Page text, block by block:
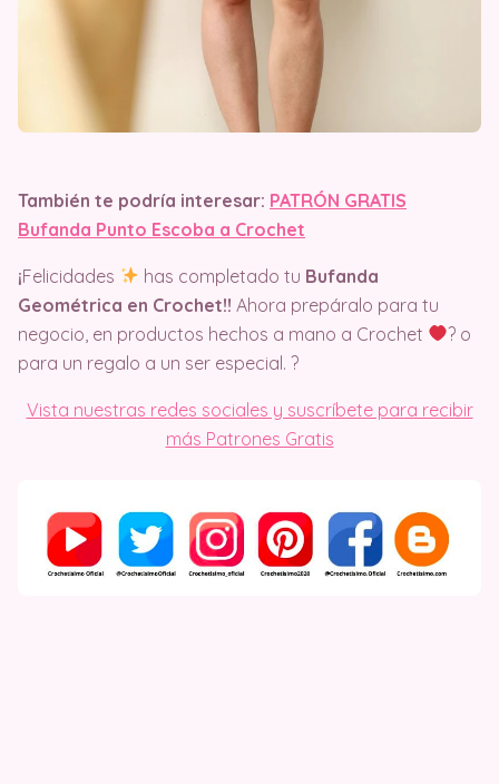
También te podría interesar: PATRÓN GRATIS
Bufanda Punto Escoba a Crochet
¡Felicidades has completado tu Bufanda
Geométrica en Crochet!! Ahora prepáralo para tu
negocio, en productos hechos a mano a Crochet
? o
para un regalo a un ser especial. ?
Vista nuestras redes sociales y suscríbete para recibir
más Patrones Gratis